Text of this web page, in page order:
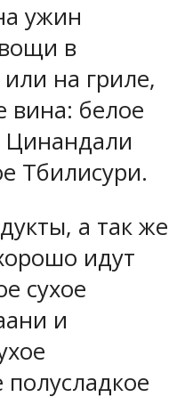
ужин
в
на гриле,
вина: белое
Цинандали
Тбилисури.
а так же
идут
сухое
и